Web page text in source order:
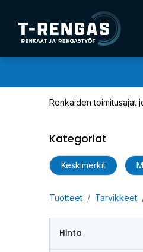
Renkaiden toimitusajat
Kategoriat
Keskimerkit
Tuotteet Tarvikkeet
Hinta